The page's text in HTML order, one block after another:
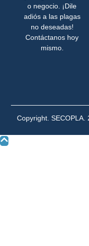
o negocio. ¡Dile
adiós a las plagas
no deseadas!
Contáctanos hoy
mismo.
Copyright. SECOPLA.